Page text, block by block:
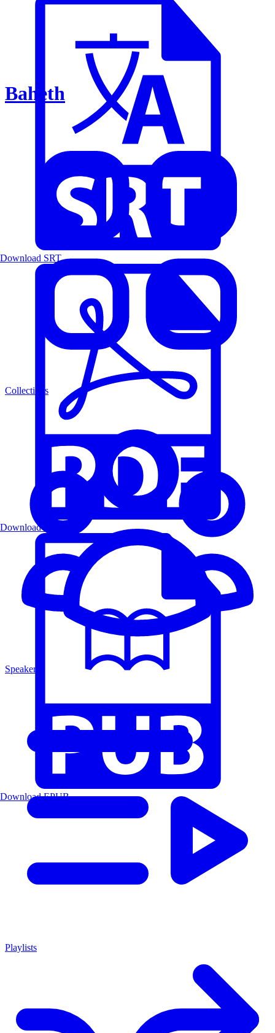
Baheth
Collections
Speakers
Playlists
Download SRT
Download PDF
Download EPUB